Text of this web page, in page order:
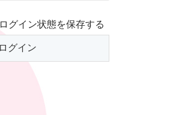
ログイン状態を保存する